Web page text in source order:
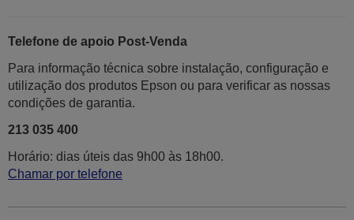
Telefone de apoio Post-Venda
Para informação técnica sobre instalação, configuração e
utilização dos produtos Epson ou para verificar as nossas
condições de garantia.
213 035 400
Horário: dias úteis das 9h00 às 18h00.
Chamar por telefone